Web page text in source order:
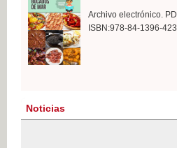
Archivo electrónico.
ISBN:978-84-1396-
Noticias